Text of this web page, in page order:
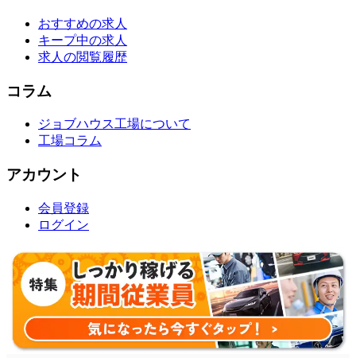
おすすめの求人
キープ中の求人
求人の閲覧履歴
コラム
ジョブハウス工場について
工場コラム
アカウント
会員登録
ログイン